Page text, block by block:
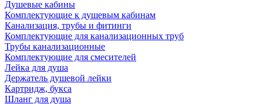
Душевые кабины
Комплектующие к душевым кабинам
Канализация, трубы и фитинги
Комплектующие для канализационных труб
Трубы канализационные
Комплектующие для смесителей
Лейка для душа
Держатель душевой лейки
Картридж, букса
Шланг для душа